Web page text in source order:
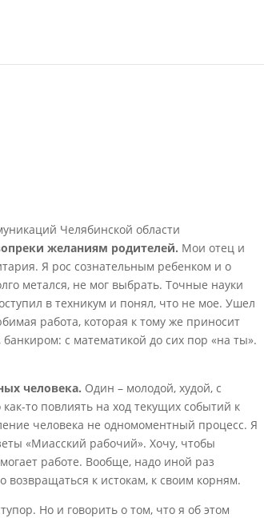
Челябинской области
желаниям родителей. Мои отец и
Я рос сознательным ребенком и о
метался, не мог выбрать. Точные науки
в техникум и понял, что не мое. Ушел
работа, которая к тому же приносит
с математикой до сих пор «на ты».
человека. Один – молодой, худой, с
то повлиять на ход текущих событий к
человека не одномоментный процесс. Я
«Миасский рабочий». Хочу, чтобы
работе. Вообще, надо иной раз
к истокам, к своим корням.
Но и говорить о том, что я об этом